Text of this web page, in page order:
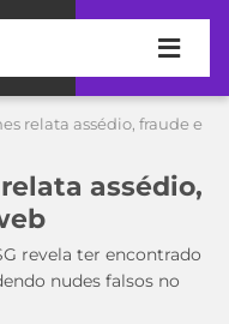
relata assédio, fraude e
assédio,
revela ter encontrado
nudes falsos no